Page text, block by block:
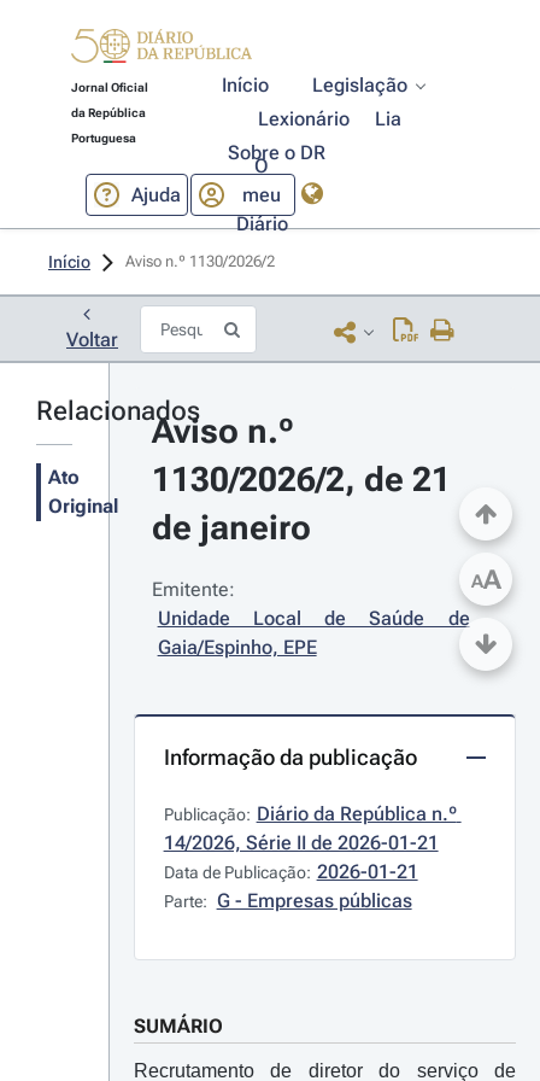
Jornal Oficial
da República
Portuguesa
Início
Legislação
Lexionário
Lia
Sobre o DR
Ajuda
O
meu
Diário
Início Aviso n.º 1130/2026/2
Voltar
Relacionados
Ato
Original
Aviso n.º
1130/2026/2, de 21
de janeiro
Emitente:
Unidade Local de Saúde de
Gaia/Espinho, EPE
Informação da publicação
Publicação: Diário da República n.º
14/2026, Série II de 2026-01-21
Data de Publicação: 2026-01-21
Parte: G - Empresas públicas
SUMÁRIO
Recrutamento de diretor do serviço de
AA